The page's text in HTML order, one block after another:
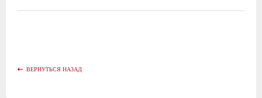
ВЕРНУТЬСЯ НАЗАД